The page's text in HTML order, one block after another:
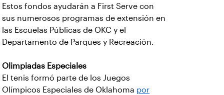
Estos fondos ayudarán a First Serve con
sus numerosos programas de extensión en
las Escuelas Públicas de OKC y el
Departamento de Parques y Recreación.
Olimpiadas Especiales
El tenis formó parte de los Juegos
Olímpicos Especiales de Oklahoma por